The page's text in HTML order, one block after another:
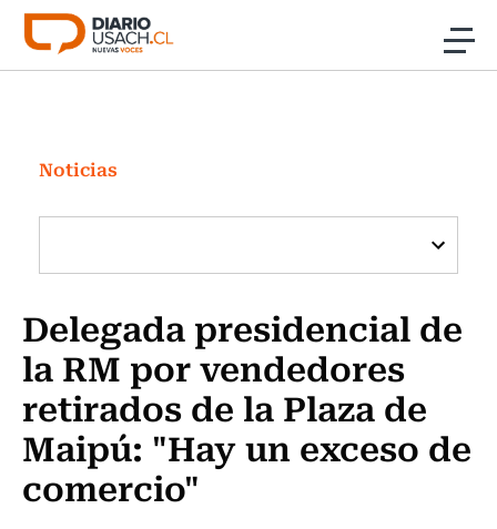
Click acá para ir directamente al contenido
Investigación
Cultura
Programas Radio y TV Usach
Noticias
Delegada presidencial de
la RM por vendedores
retirados de la Plaza de
Maipú: "Hay un exceso de
comercio"